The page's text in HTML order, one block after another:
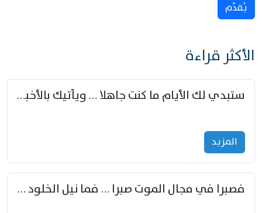
يُقدِّم
الأكثر قراءة
ستبدي لك الأيام ما كنت جاهلا … ويأتيك بالأخبار من لم تزوّد
المزید
فصبرا في مجال الموت صبرا … فما نيل الخلود بمستطاع